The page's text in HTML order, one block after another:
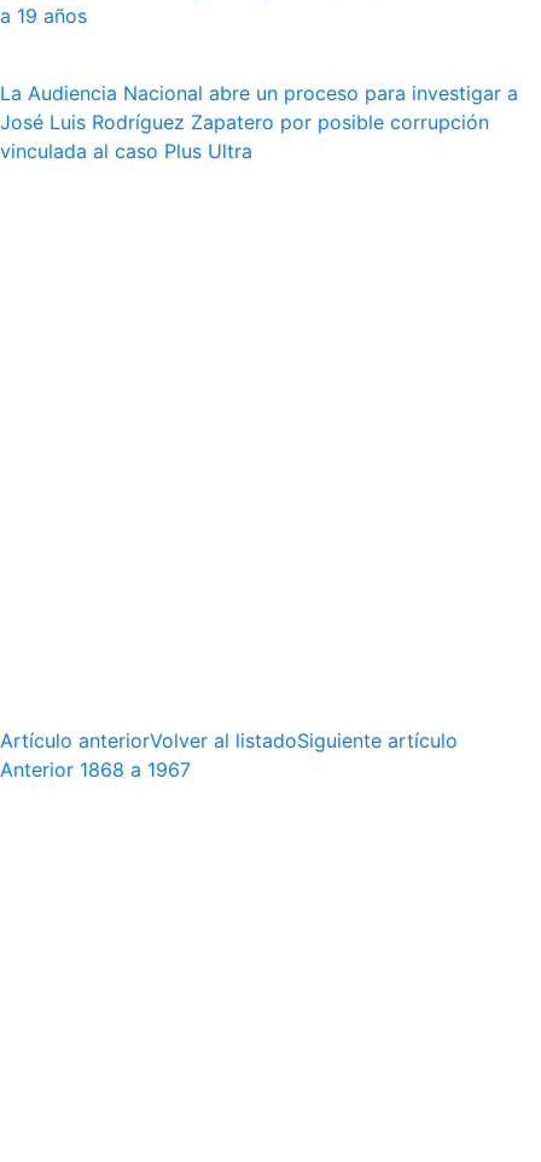
a 19 años
La Audiencia Nacional abre un proceso para investigar a
José Luis Rodríguez Zapatero por posible corrupción
vinculada al caso Plus Ultra
Artículo anteriorVolver al listadoSiguiente artículo
Anterior 1868 a 1967